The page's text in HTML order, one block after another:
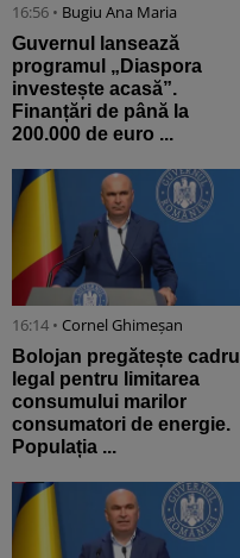
16:56 • Bugiu ⁠Ana Maria
Guvernul lansează
programul „Diaspora
investește acasă”.
Finanțări de până la
200.000 de euro ...
16:14 • Cornel Ghimeșan
Bolojan pregătește cadrul
legal pentru limitarea
consumului marilor
consumatori de energie.
Populația ...